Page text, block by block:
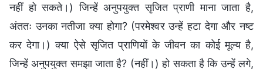
नहीं हो सकते।) जिन्हें अनुपयुक्त सृजित प्राणी माना जाता है,
अंततः उनका नतीजा क्या होगा? (परमेश्वर उन्हें हटा देगा और नष्ट
कर देगा।) क्या ऐसे सृजित प्राणियों के जीवन का कोई मूल्य है,
जिन्हें अनुपयुक्त समझा जाता है? (नहीं।) हो सकता है कि उन्हें लगे,